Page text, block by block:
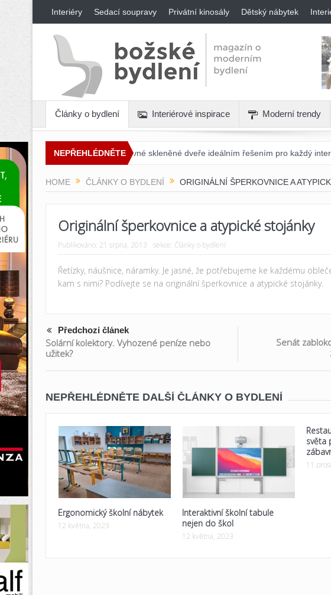
Interiéry Sedací soupravy Privátní kinosály Dětský nábytek
Články o bydlení Interiérové inspirace Moderní trendy
NEPŘEHLÉDNĚTE
Proč jsou posuvné skleněné dveře ideálním řešením pro každý interiér?
HOME ČLÁNKY O BYDLENÍ ORIGINÁLNÍ ŠPERKOVNICE A
Originální šperkovnice a atypické stojánky
Publikováno: 21 srpna, 2013 sekce: Články o bydlení
Řetízky, náušnice, náramky. Je jasné, že potřebujeme ke každému
kam s nimi? Podívejte se na originální šperkovnice a atypické stojánky.
Předchozí článek
Solární kolektory. Vyhozené peníze nebo
užitek?
Senát
NEPŘEHLÉDNĚTE DALŠÍ ČLÁNKY O BYDLENÍ
Ergonomický školní nábytek
12 května, 2023
Interaktivní školní tabule
nejen do škol
12 května, 2023
světa
11